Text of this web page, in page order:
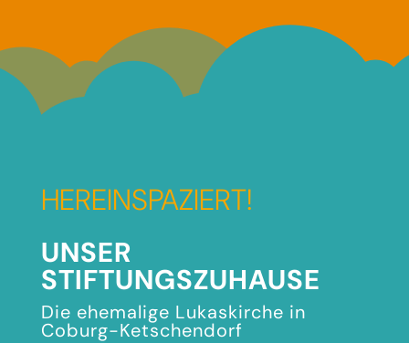
HEREINSPAZIERT!
UNSER
STIFTUNGSZUHAUSE
Die ehemalige Lukaskirche in
Coburg-Ketschendorf